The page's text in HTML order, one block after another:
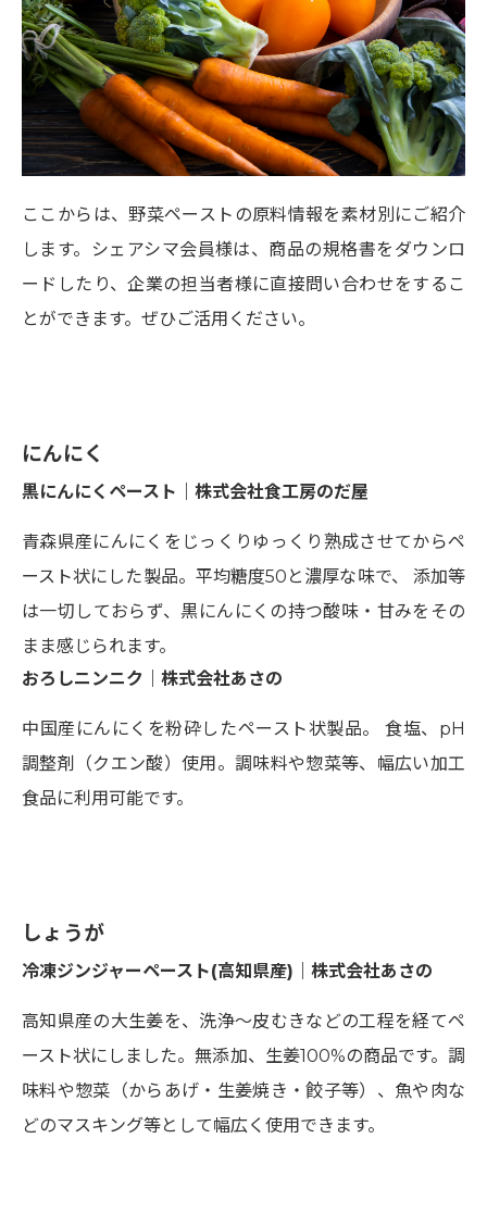
ここからは、野菜ペーストの原料情報を素材別にご紹介
します。シェアシマ会員様は、商品の規格書をダウンロ
ードしたり、企業の担当者様に直接問い合わせをするこ
とができます。ぜひご活用ください。
にんにく
黒にんにくペースト｜株式会社食工房のだ屋
青森県産にんにくをじっくりゆっくり熟成させてからペ
ースト状にした製品。平均糖度50と濃厚な味で、 添加等
は一切しておらず、黒にんにくの持つ酸味・甘みをその
まま感じられます。
おろしニンニク｜株式会社あさの
中国産にんにくを粉砕したペースト状製品。 食塩、pH
調整剤（クエン酸）使用。調味料や惣菜等、幅広い加工
食品に利用可能です。
しょうが
冷凍ジンジャーペースト(高知県産)｜株式会社あさの
高知県産の大生姜を、洗浄〜皮むきなどの工程を経てペ
ースト状にしました。無添加、生姜100%の商品です。調
味料や惣菜（からあげ・生姜焼き・餃子等）、魚や肉な
どのマスキング等として幅広く使用できます。